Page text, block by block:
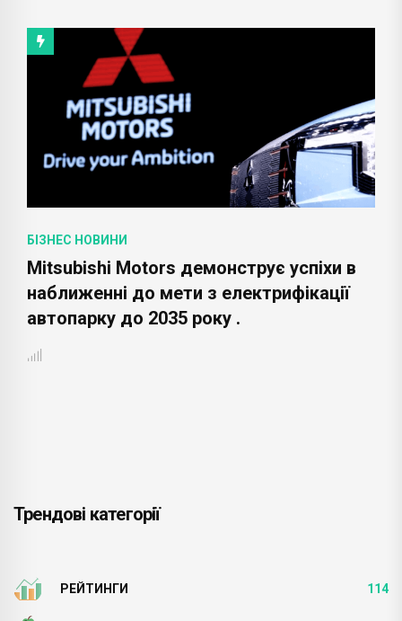
БІЗНЕС НОВИНИ
Mitsubishi Motors демонструє успіхи в
наближенні до мети з електрифікації
автопарку до 2035 року .
Трендові категорії
РЕЙТИНГИ 114